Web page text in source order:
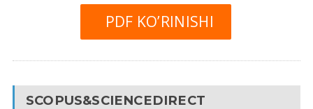
PDF KO’RINISHI
SCOPUS&SCIENCEDIRECT